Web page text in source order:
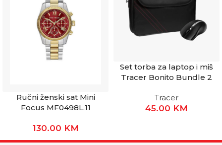
Ručni ženski sat Mini
Focus MF0498L.11
130.00 KM
Set torba za laptop i miš
Tracer Bonito Bundle 2
Tracer
45.00 KM